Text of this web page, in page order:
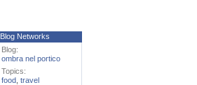
Blog Networks
Blog:
ombra nel portico
Topics:
food travel